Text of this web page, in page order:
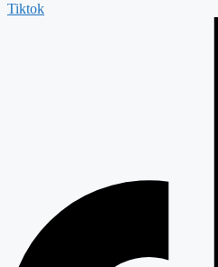
Tiktok